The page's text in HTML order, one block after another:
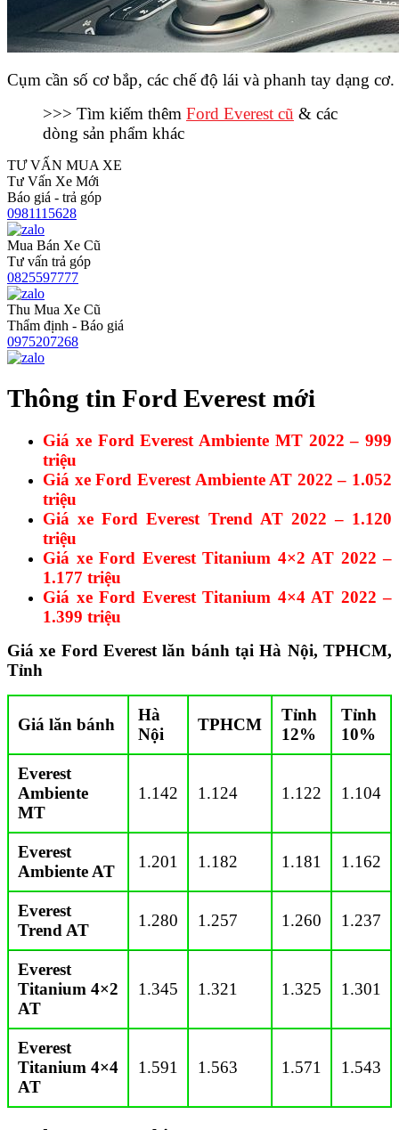
Cụm cần số cơ bắp, các chế độ lái và phanh tay dạng cơ.
>>> Tìm kiếm thêm Ford Everest cũ & các
dòng sản phẩm khác
TƯ VẤN MUA XE
Tư Vấn Xe Mới
Báo giá - trả góp
0981115628
Mua Bán Xe Cũ
Tư vấn trả góp
0825597777
Thu Mua Xe Cũ
Thẩm định - Báo giá
0975207268
Thông tin Ford Everest mới
Giá xe Ford Everest Ambiente MT 2022 – 999
triệu
Giá xe Ford Everest Ambiente AT 2022 – 1.052
triệu
Giá xe Ford Everest Trend AT 2022 – 1.120
triệu
Giá xe Ford Everest Titanium 4×2 AT 2022 –
1.177 triệu
Giá xe Ford Everest Titanium 4×4 AT 2022 –
1.399 triệu
Giá xe Ford Everest lăn bánh tại Hà Nội, TPHCM,
Tỉnh
Giá lăn bánh
Hà
Nội
TPHCM
Tỉnh
12%
Tỉnh
10%
Everest
Ambiente
MT
1.142 1.124 1.122 1.104
Everest
Ambiente AT
1.201 1.182 1.181 1.162
Everest
Trend AT
1.280 1.257 1.260 1.237
Everest
Titanium 4×2
AT
1.345 1.321 1.325 1.301
Everest
Titanium 4×4
AT
1.591 1.563 1.571 1.543